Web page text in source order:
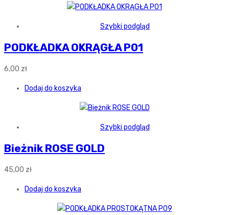
Szybki podgląd
PODKŁADKA OKRĄGŁA P01
6,00 zł
Dodaj do koszyka
Szybki podgląd
Bieżnik ROSE GOLD
45,00 zł
Dodaj do koszyka